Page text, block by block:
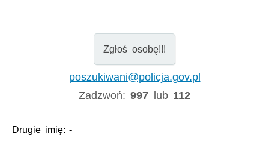
Zgłoś osobę!!!
poszukiwani@policja.gov.pl
Zadzwoń:997 lub 112
Drugie imię:-